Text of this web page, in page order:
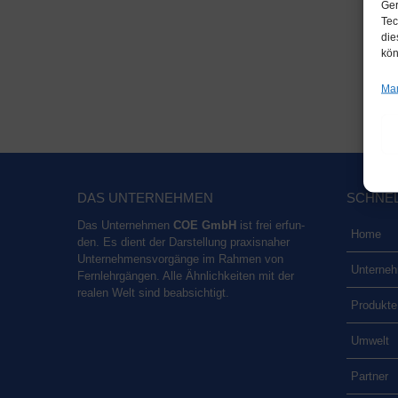
DAS UNTER­NEH­MEN
Das Unter­neh­men COE GmbH ist frei erfun­
den. Es dient der Dar­stel­lung pra­xis­na­her
Unter­neh­mens­vor­gän­ge im Rah­men von
Fern­lehr­gän­gen. Alle Ähn­lich­kei­ten mit der
rea­len Welt sind beabsichtigt.
Home
Pro­duk­te
Umwelt
Part­ner